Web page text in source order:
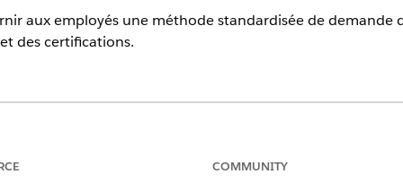
aux employés une méthode standardisée de demande
des certifications.
COMMUNITY